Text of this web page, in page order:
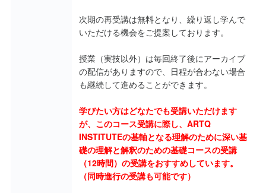
次期の再受講は無料となり、繰り返し学んで
いただける機会をご提案しております。
授業（実技以外）は毎回終了後にアーカイブ
の配信がありますので、日程が合わない場合
も継続して進めることができます。
学びたい方はどなたでも受講いただけます
が、このコース受講に際し、ARTQ
INSTITUTEの基軸となる理解のために深い基
礎の理解と解釈のための基礎コースの受講
（12時間）の受講をおすすめしています。
（同時進行の受講も可能です）